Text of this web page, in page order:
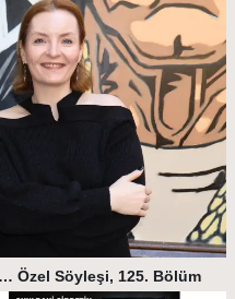
Özel Söyleşi, 125. Bölüm